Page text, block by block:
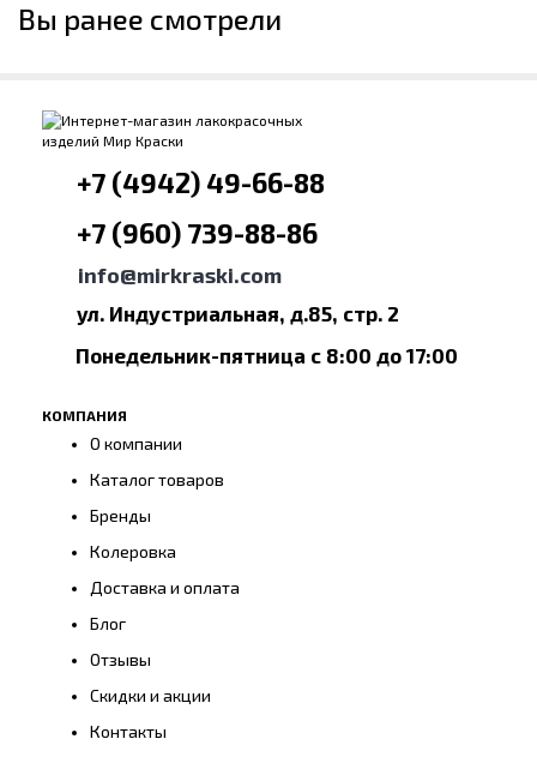
Вы ранее смотрели
+7 (4942) 49-66-88
+7 (960) 739-88-86
info@mirkraski.com
ул. Индустриальная, д.85, стр. 2
Понедельник-пятница с 8:00 до 17:00
КОМПАНИЯ
О компании
Каталог товаров
Бренды
Колеровка
Доставка и оплата
Блог
Отзывы
Скидки и акции
Контакты